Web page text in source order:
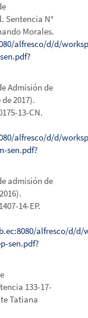
Sentencia N°
Morales.
alfresco/d/d/
Admisión de
2017).
13-CN.
alfresco/d/d/
sen.pdf?
admisión de
14-EP.
alfresco/d/d/
sen.pdf?
133-17-
Tatiana